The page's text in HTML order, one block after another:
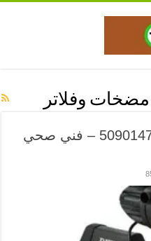
وفلاتر
تركيب مضخات الكويت 50901470 – فني صحي